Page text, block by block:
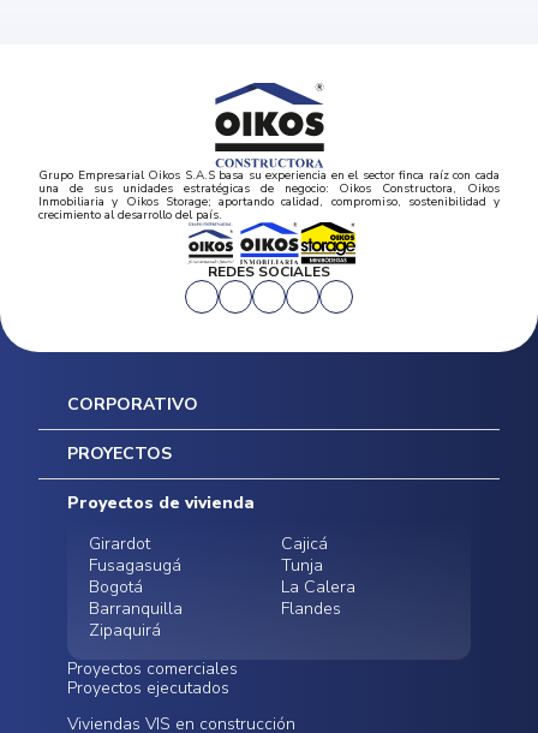
Grupo Empresarial Oikos S.A.S basa su experiencia en el sector finca raíz con cada
una de sus unidades estratégicas de negocio: Oikos Constructora, Oikos
Inmobiliaria y Oikos Storage; aportando calidad, compromiso, sostenibilidad y
crecimiento al desarrollo del país.
REDES SOCIALES
CORPORATIVO
Inicio
Postventas
Contratación Directa
Noticias
PROYECTOS
Proyectos de vivienda
Girardot
Cajicá
Fusagasugá
Tunja
Bogotá
La Calera
Barranquilla
Flandes
Zipaquirá
Proyectos comerciales
Proyectos ejecutados
Conoce nuestros
Viviendas VIS en construcción